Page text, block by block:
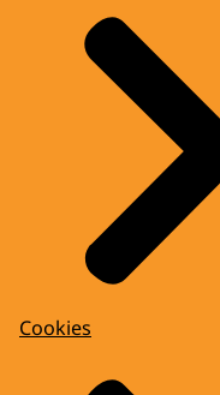
Cookies